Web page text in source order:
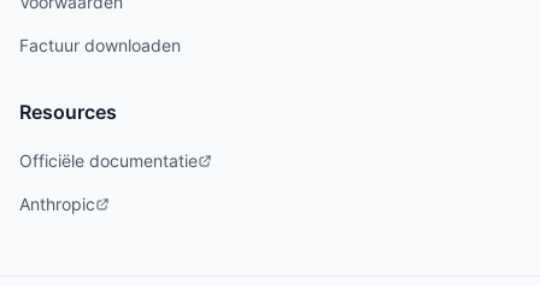
Factuur downloaden
Resources
Officiële documentatie
Anthropic